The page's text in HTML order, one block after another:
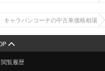
キャラバンコーチの中古車価格相場
閲覧履歴